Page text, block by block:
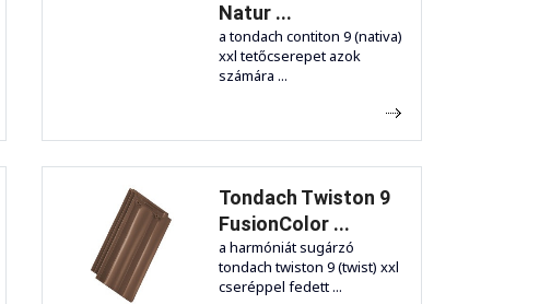
Natur ...
a tondach contiton 9 (nativa)
xxl tetőcserepet azok
számára ...
Tondach Twiston 9
FusionColor ...
a harmóniát sugárzó
tondach twiston 9 (twist) xxl
cseréppel fedett ...